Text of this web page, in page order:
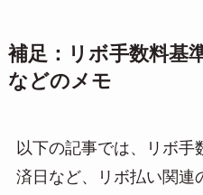
補足：リボ手数料基
などのメモ
以下の記事では、リボ手
済日など、リボ払い関連